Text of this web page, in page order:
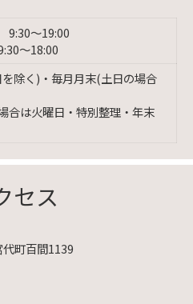
9:30〜19:00
〜18:00
除く)・毎月月末(土日の場合
合は火曜日・特別整理・年末
セス
町百間1139